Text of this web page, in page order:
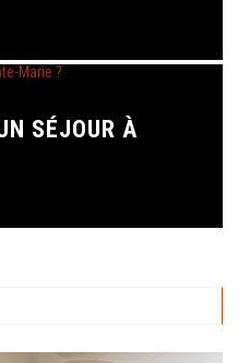
SÉJOUR À